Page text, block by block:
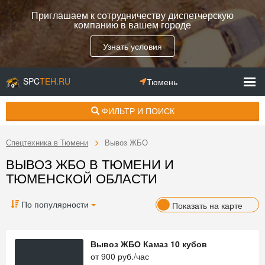
Приглашаем к сотрудничеству диспетчерскую
компанию в вашем городе
Узнать условия
SPCTEH.RU Тюмень
ФИЛЬТР И ПОИСК
Спецтехника в Тюмени Вывоз ЖБО
ВЫВОЗ ЖБО В ТЮМЕНИ И
ТЮМЕНСКОЙ ОБЛАСТИ
По популярности Показать на карте
Вывоз ЖБО Камаз 10 кубов
от900 руб./час